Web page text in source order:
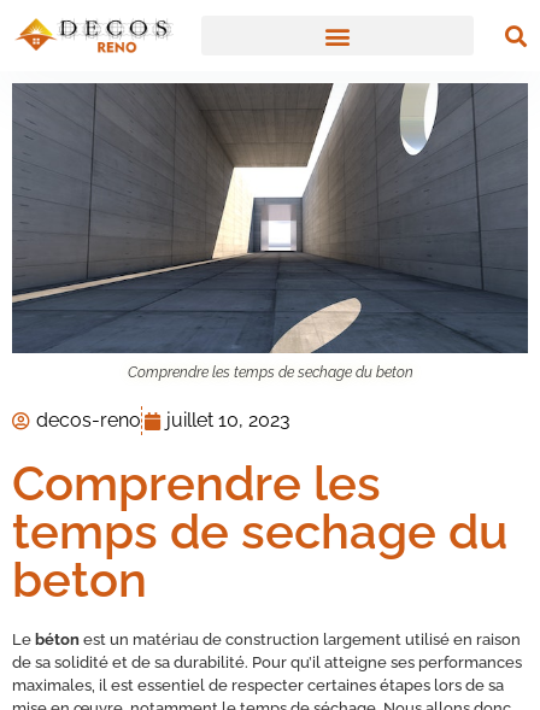
Comprendre les temps de sechage du beton
decos-reno juillet 10, 2023
Comprendre les
temps de sechage du
beton
Le béton est un matériau de construction largement utilisé en raison
de sa solidité et de sa durabilité. Pour qu’il atteigne ses performances
maximales, il est essentiel de respecter certaines étapes lors de sa